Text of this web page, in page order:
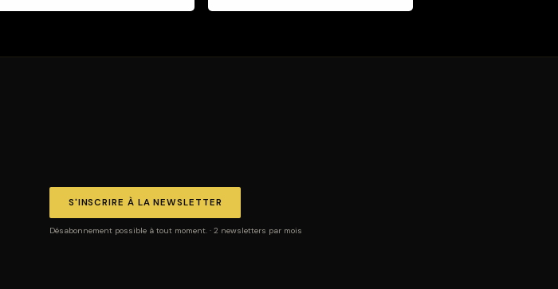
S'INSCRIRE À LA NEWSLETTER
Désabonnement possible à tout moment. · 2 newsletters par mois